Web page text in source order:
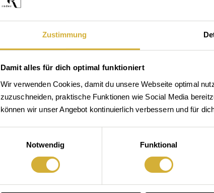
Zustimmung
Damit alles für dich optimal funktioniert
Wir verwenden Cookies, damit du unsere Webseite optimal
zuzuschneiden, praktische Funktionen wie Social Media
können wir unser Angebot kontinuierlich verbessern und für
Notwendig
Funktional
Bitte